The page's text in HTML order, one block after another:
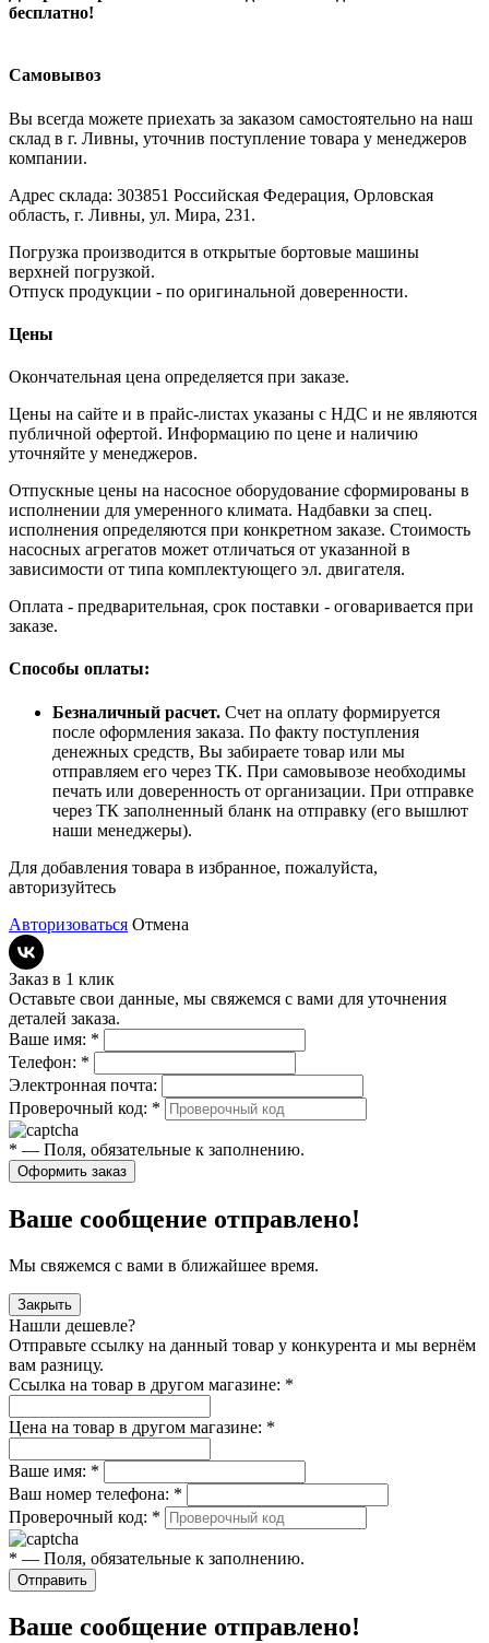
бесплатно!
Самовывоз
Вы всегда можете приехать за заказом самостоятельно на наш
склад в г. Ливны, уточнив поступление товара у менеджеров
компании.
Адрес склада: 303851 Российская Федерация, Орловская
область, г. Ливны, ул. Мира, 231.
Погрузка производится в открытые бортовые машины
верхней погрузкой.
Отпуск продукции - по оригинальной доверенности.
Цены
Окончательная цена определяется при заказе.
Цены на сайте и в прайс-листах указаны с НДС и не являются
публичной офертой. Информацию по цене и наличию
уточняйте у менеджеров.
Отпускные цены на насосное оборудование сформированы в
исполнении для умеренного климата. Надбавки за спец.
исполнения определяются при конкретном заказе. Стоимость
насосных агрегатов может отличаться от указанной в
зависимости от типа комплектующего эл. двигателя.
Оплата - предварительная, срок поставки - оговаривается при
заказе.
Способы оплаты:
Безналичный расчет. Счет на оплату формируется
после оформления заказа. По факту поступления
денежных средств, Вы забираете товар или мы
отправляем его через ТК. При самовывозе необходимы
печать или доверенность от организации. При отправке
через ТК заполненный бланк на отправку (его вышлют
наши менеджеры).
Для добавления товара в избранное, пожалуйста,
авторизуйтесь
Авторизоваться Отмена
Заказ в 1 клик
Оставьте свои данные, мы свяжемся с вами для уточнения
деталей заказа.
Ваше имя: *
Телефон: *
Электронная почта:
Проверочный код: *
* — Поля, обязательные к заполнению.
Оформить заказ
Ваше сообщение отправлено!
Мы свяжемся с вами в ближайшее время.
Закрыть
Нашли дешевле?
Отправьте ссылку на данный товар у конкурента и мы вернём
вам разницу.
Ссылка на товар в другом магазине: *
Цена на товар в другом магазине: *
Ваше имя: *
Ваш номер телефона: *
Проверочный код: *
* — Поля, обязательные к заполнению.
Отправить
Ваше сообщение отправлено!